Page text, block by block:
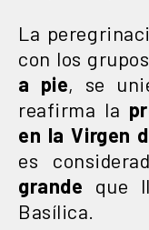
La
con los
a pie, se
reafirma la
en la Virgen
es
grande que
Basílica.